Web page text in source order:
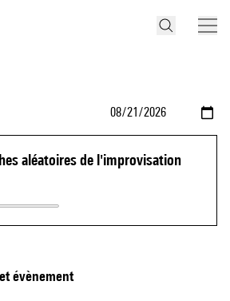
aléatoires de l'improvisation
évènement